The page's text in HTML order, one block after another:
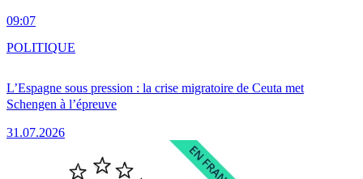
09:07
L’Espagne sous pression : la crise migratoire de Ceuta met
Schengen à l’épreuve
31.07.2026
POLITIQUE